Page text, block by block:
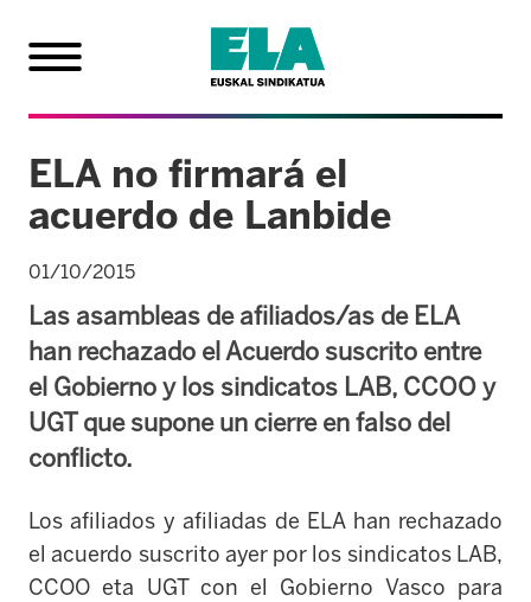
ELA no firmará el
acuerdo de Lanbide
01/10/2015
Las asambleas de afiliados/as de ELA
han rechazado el Acuerdo suscrito entre
el Gobierno y los sindicatos LAB, CCOO y
UGT que supone un cierre en falso del
conflicto.
Los afiliados y afiliadas de ELA han rechazado
el acuerdo suscrito ayer por los sindicatos LAB,
CCOO eta UGT con el Gobierno Vasco para